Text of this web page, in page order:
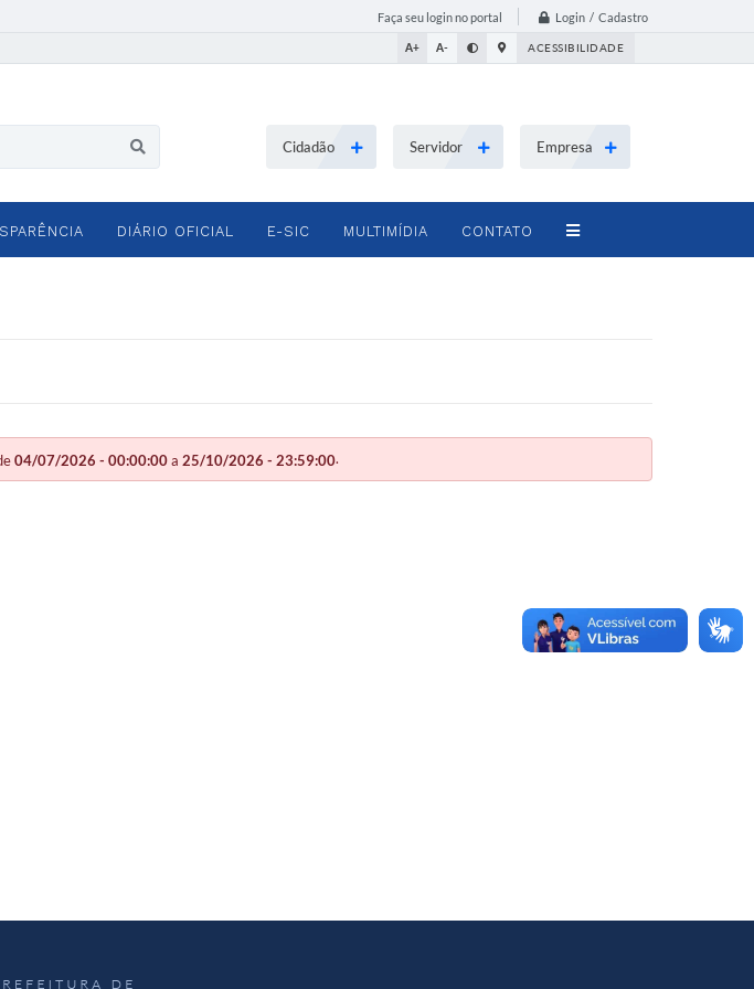
Faça seu login no portal Login / Cadastro
A+ A- ACESSIBILIDADE
Cidadão Servidor Empresa
DIÁRIO OFICIAL E-SIC MULTIMÍDIA CONTATO
04/07/2026 - 00:00:00a 25/10/2026 - 23:59:00.